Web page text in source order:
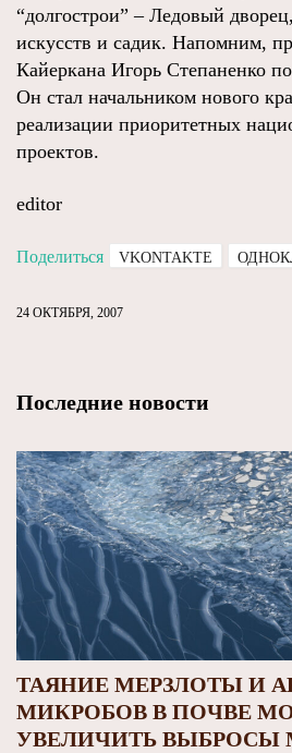
“долгострои” – Ледовый
искусств и садик. Напомним,
Кайеркана Игорь Степаненко
Он стал начальником нового
реализации приоритетных
проектов.
editor
Поделиться VKONTAKTE
24 ОКТЯБРЯ, 2007
Последние новости
ТАЯНИЕ МЕРЗЛОТЫ И
МИКРОБОВ В ПОЧВЕ
УВЕЛИЧИТЬ ВЫБРОСЫ